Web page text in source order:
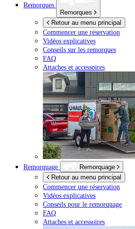
Remorques
Remorques
Retour au menu principal
Commencer une réservation
Vidéos explicatives
Conseils sur les remorques
FAQ
Attaches et accessoires
Remorquage
Remorquage
Retour au menu principal
Commencer une réservation
Vidéos explicatives
Conseils pour le remorquage
FAQ
Attaches et accessoires